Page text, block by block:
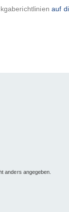
auf
anders angegeben.